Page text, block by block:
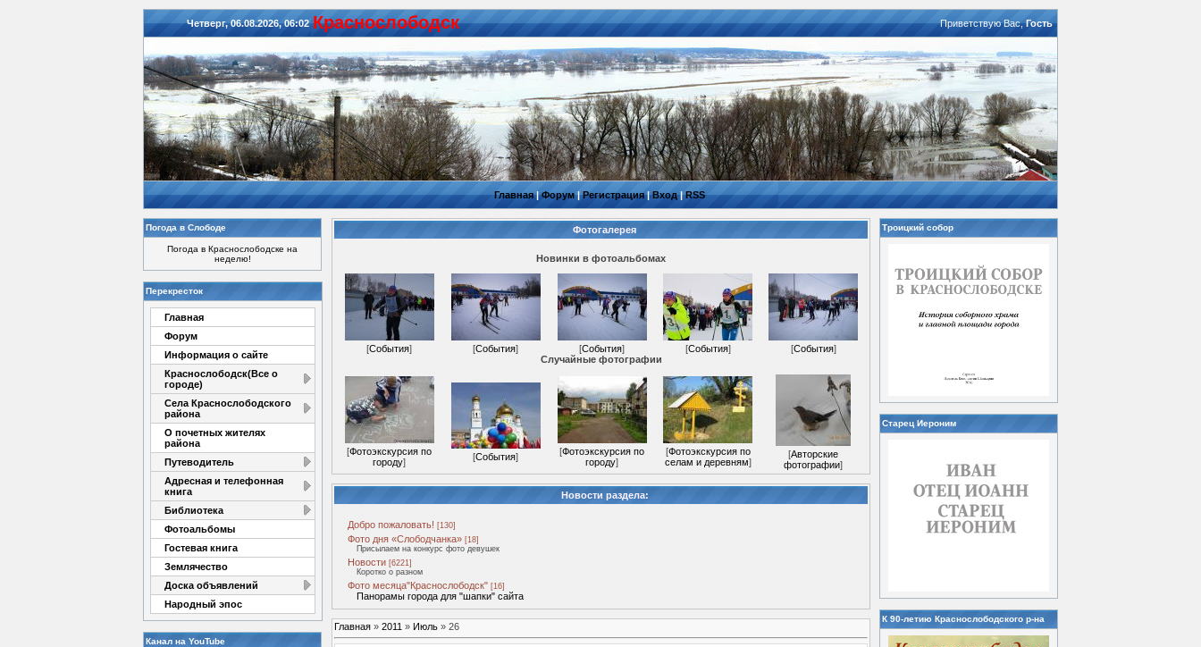
Четверг, 06.08.2026, 06:02 Красноcлободск Приветствую Вас,Гость
Главная|Форум|Регистрация|Вход|RSS
Погода в Слободе
Погода в Краснослободске на
неделю!
Перекресток
Главная
Форум
Информация о сайте
Краснослободск(Все о
городе)
Села Краснослободского
района
О почетных жителях
района
Путеводитель
Адресная и телефонная
книга
Библиотека
Фотоальбомы
Гостевая книга
Землячество
Доска объявлений
Народный эпос
Канал на YouTube
Фотогалерея
Новинки в фотоальбомах
[События] [События] [События] [События] [События]
Случайные фотографии
[Фотоэкскурсия по
городу] [События] [Фотоэкскурсия по
городу]
[Фотоэкскурсия по
селам и деревням]
[Авторские
фотографии]
Новости раздела:
Добро пожаловать! [130]
Фото дня «Слободчанка» [18]
Присылаем на конкурс фото девушек
Новости [6221]
Коротко о разном
Фото месяца"Краснослободск" [16]
Панорамы города для "шапки" сайта
Главная » 2011 » Июль » 26
Троицкий собор
Старец Иероним
К 90-летию Краснослободского р-на